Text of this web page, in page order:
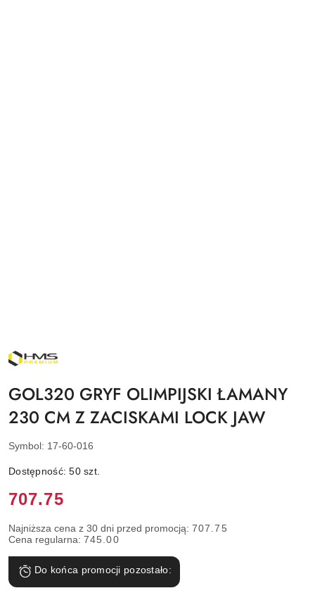
NAZWA
PRODUCENTA:
GOL320 GRYF OLIMPIJSKI ŁAMANY
230 CM Z ZACISKAMI LOCK JAW
Symbol: 17-60-016
Dostępność:50szt.
Cena:
707.75
Najniższa cena z 30 dni przed promocją: 707.75
Cena regularna: 745.00
Do końca promocji pozostało: